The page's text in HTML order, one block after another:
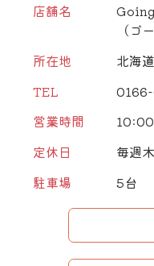
店舗名
（ゴ
所在地
北海
TEL
営業時間
定休日
毎週
駐車場
5台